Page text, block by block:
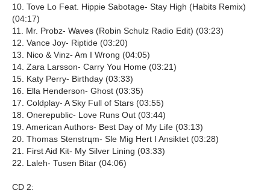
10. Tove Lo Feat. Hippie Sabotage- Stay High (Habits Remix)
(04:17)
11. Mr. Probz- Waves (Robin Schulz Radio Edit) (03:23)
12. Vance Joy- Riptide (03:20)
13. Nico & Vinz- Am I Wrong (04:05)
14. Zara Larsson- Carry You Home (03:21)
15. Katy Perry- Birthday (03:33)
16. Ella Henderson- Ghost (03:35)
17. Coldplay- A Sky Full of Stars (03:55)
18. Onerepublic- Love Runs Out (03:44)
19. American Authors- Best Day of My Life (03:13)
20. Thomas Stenstrцm- Slе Mig Hеrt I Ansiktet (03:28)
21. First Aid Kit- My Silver Lining (03:33)
22. Laleh- Tusen Bitar (04:06)
CD 2: